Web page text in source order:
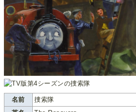
名前
捜索隊